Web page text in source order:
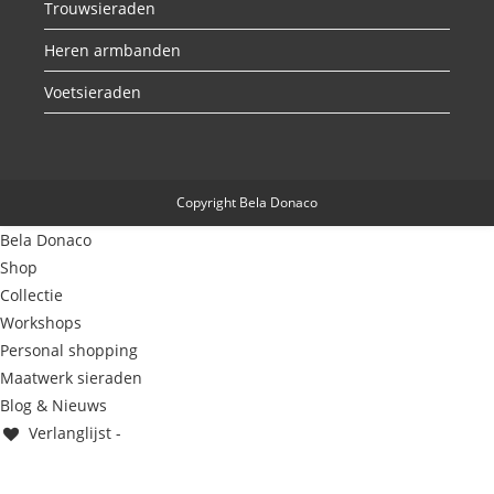
Trouwsieraden
Heren armbanden
Voetsieraden
Copyright Bela Donaco
Bela Donaco
Shop
Collectie
Workshops
Personal shopping
Maatwerk sieraden
Blog & Nieuws
Verlanglijst -